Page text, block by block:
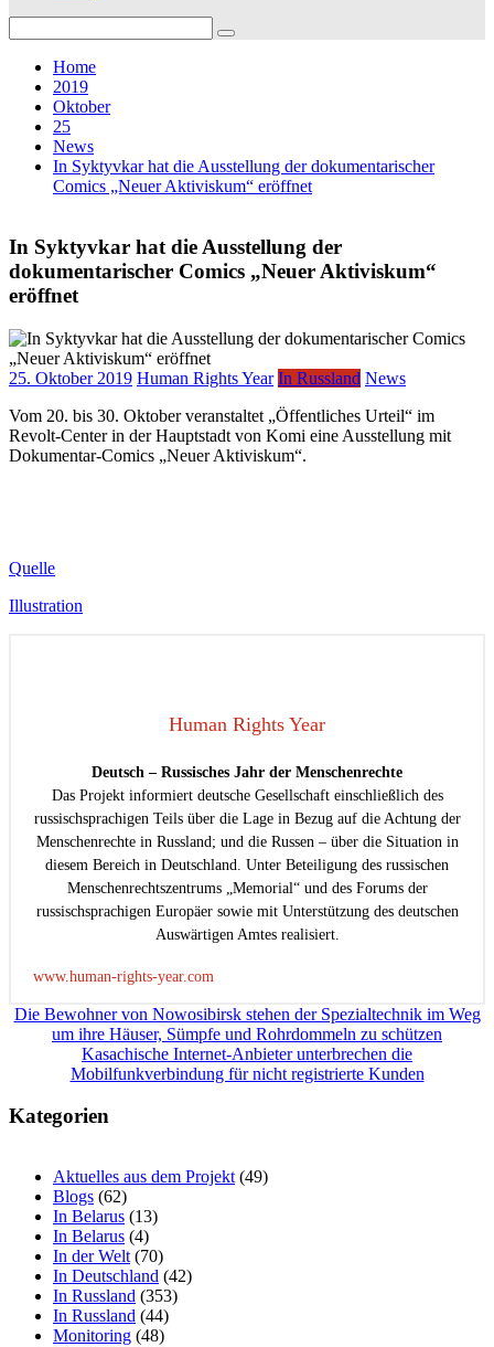
for:
Home
2019
Oktober
25
News
In Syktyvkar hat die Ausstellung der dokumentarischer
Comics „Neuer Aktiviskum“ eröffnet
In Syktyvkar hat die Ausstellung der
dokumentarischer Comics „Neuer Aktiviskum“
eröffnet
25. Oktober 2019 Human Rights Year In Russland News
Vom 20. bis 30. Oktober veranstaltet „Öffentliches Urteil“ im
Revolt-Center in der Hauptstadt von Komi eine Ausstellung mit
Dokumentar-Comics „Neuer Aktiviskum“.
Quelle
Illustration
Human Rights Year
Deutsch – Russisches Jahr der Menschenrechte
Das Projekt informiert deutsche Gesellschaft einschließlich des
russischsprachigen Teils über die Lage in Bezug auf die Achtung der
Menschenrechte in Russland; und die Russen – über die Situation in
diesem Bereich in Deutschland. Unter Beteiligung des russischen
Menschenrechtszentrums „Memorial“ und des Forums der
russischsprachigen Europäer sowie mit Unterstützung des deutschen
Auswärtigen Amtes realisiert.
www.human-rights-year.com
Beitragsnavigation
Die Bewohner von Nowosibirsk stehen der Spezialtechnik im Weg
um ihre Häuser, Sümpfe und Rohrdommeln zu schützen
Kasachische Internet-Anbieter unterbrechen die
Mobilfunkverbindung für nicht registrierte Kunden
Kategorien
Aktuelles aus dem Projekt (49)
Blogs (62)
In Belarus (13)
In Belarus (4)
In der Welt (70)
In Deutschland (42)
In Russland (353)
In Russland (44)
Monitoring (48)